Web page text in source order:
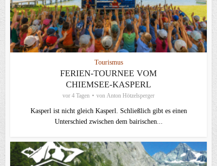
Tourismus
FERIEN-TOURNEE VOM
CHIEMSEE-KASPERL
vor 4 Tagen von Anton Hötzelsperger
Kasperl ist nicht gleich Kasperl. Schließlich gibt es einen
Unterschied zwischen dem bairischen...